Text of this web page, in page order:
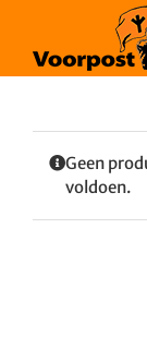
inhoud
Geen
voldoen.